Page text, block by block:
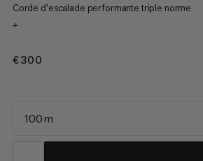
Corde d'escalade performante triple norme
+
€300
100 m